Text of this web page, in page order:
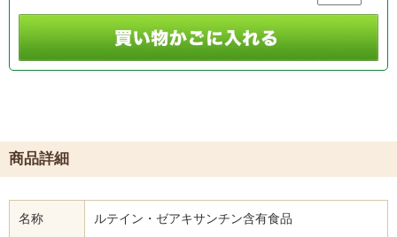
商品詳細
名称 ルテイン・ゼアキサンチン含有食品